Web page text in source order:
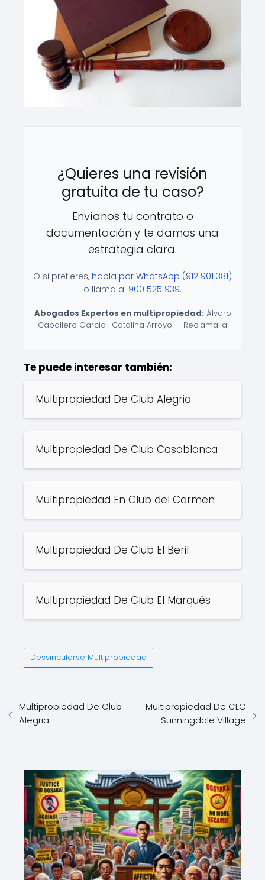
¿Quieres una revisión
gratuita de tu caso?
Envíanos tu contrato o
documentación y te damos una
estrategia clara.
O si prefieres, habla por WhatsApp (912 901 381)
o llama al 900 525 939.
Abogados Expertos en multipropiedad: Álvaro
Caballero García · Catalina Arroyo — Reclamalia
Te puede interesar también:
Multipropiedad De Club Alegria
Multipropiedad De Club Casablanca
Multipropiedad En Club del Carmen
Multipropiedad De Club El Beril
Multipropiedad De Club El Marqués
Desvincularse Multipropiedad
Multipropiedad De Club
Alegria
Multipropiedad De CLC
Sunningdale Village